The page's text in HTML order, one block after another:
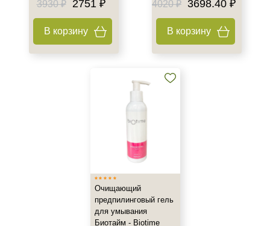
3930 ₽
2751 ₽
В корзину
4020 ₽
3698.40 ₽
В корзину
Очищающий
предпилинговый гель
для умывания
Биотайм - Biotime